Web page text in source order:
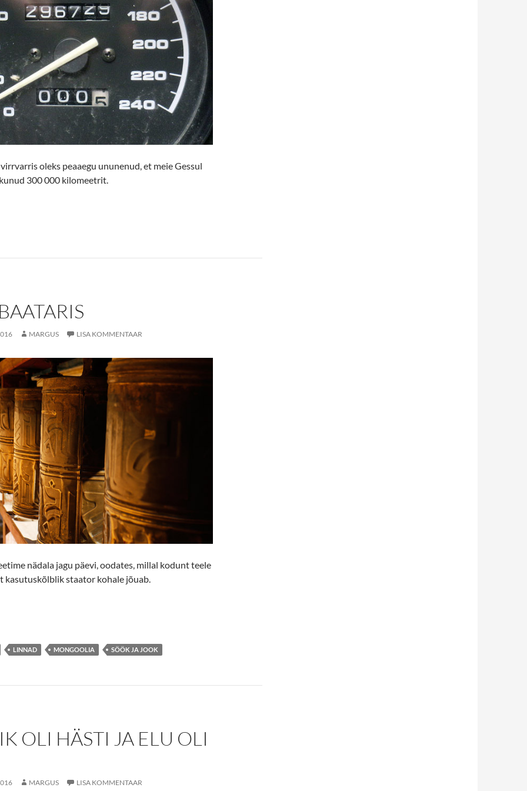
oleks peaaegu ununenud, et meie Gessul
300 000 kilomeetrit.
MARGUS LISA KOMMENTAAR
nädala jagu päevi, oodates, millal kodunt teele
kasutuskõlblik staator kohale jõuab.
LINNAD MONGOOLIA SÖÖK JA JOOK
OLI HÄSTI JA ELU OLI
MARGUS LISA KOMMENTAAR